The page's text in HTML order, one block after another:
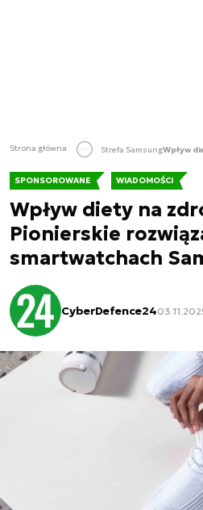
Strona główna Strefa Samsung
SPONSOROWANE WIADOMOŚCI
Wpływ diety na
Pionierskie
smartwatchach
CyberDefence24